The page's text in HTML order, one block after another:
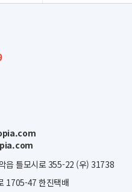
읍 틀모시로 355-22 (우) 31738
1705-47 한진택배